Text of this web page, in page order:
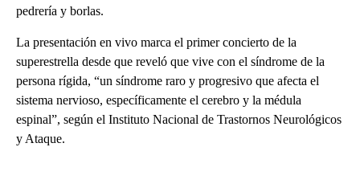
pedrería y borlas.
La presentación en vivo marca el primer concierto de la
superestrella desde que reveló que vive con el síndrome de la
persona rígida, “un síndrome raro y progresivo que afecta el
sistema nervioso, específicamente el cerebro y la médula
espinal”, según el Instituto Nacional de Trastornos Neurológicos
y Ataque.